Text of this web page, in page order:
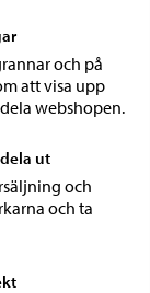
och på
att visa upp
webshopen.
ut
och
och ta